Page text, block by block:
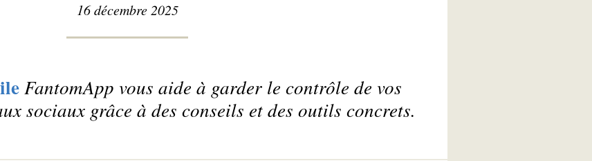
16 décembre 2025
FantomApp vous aide à garder le contrôle de vos
sociaux grâce à des conseils et des outils concrets.